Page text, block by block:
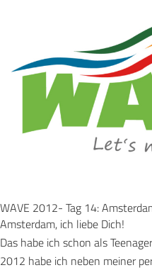
WAVE 2012- Tag 14:
Amsterdam, ich liebe Dich!
Das habe ich schon als
2012 habe ich neben meiner